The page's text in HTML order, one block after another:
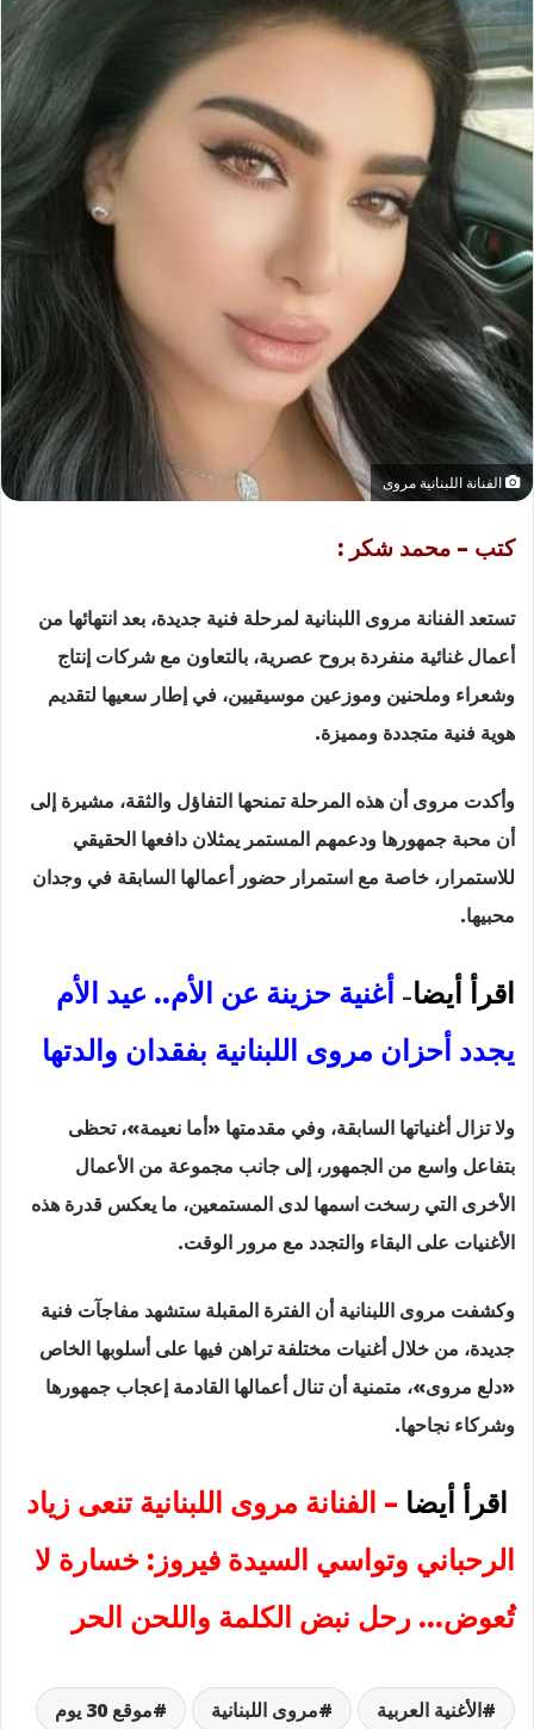
الفنانة اللبنانية مروى
كتب – محمد شكر :
تستعد الفنانة مروى اللبنانية لمرحلة فنية جديدة، بعد انتهائها من
أعمال غنائية منفردة بروح عصرية، بالتعاون مع شركات إنتاج
وشعراء وملحنين وموزعين موسيقيين، في إطار سعيها لتقديم
هوية فنية متجددة ومميزة.
وأكدت مروى أن هذه المرحلة تمنحها التفاؤل والثقة، مشيرة إلى
أن محبة جمهورها ودعمهم المستمر يمثلان دافعها الحقيقي
للاستمرار، خاصة مع استمرار حضور أعمالها السابقة في وجدان
محبيها.
اقرأ أيضا– أغنية حزينة عن الأم.. عيد الأم
يجدد أحزان مروى اللبنانية بفقدان والدتها
ولا تزال أغنياتها السابقة، وفي مقدمتها «أما نعيمة»، تحظى
بتفاعل واسع من الجمهور، إلى جانب مجموعة من الأعمال
الأخرى التي رسخت اسمها لدى المستمعين، ما يعكس قدرة هذه
الأغنيات على البقاء والتجدد مع مرور الوقت.
وكشفت مروى اللبنانية أن الفترة المقبلة ستشهد مفاجآت فنية
جديدة، من خلال أغنيات مختلفة تراهن فيها على أسلوبها الخاص
«دلع مروى»، متمنية أن تنال أعمالها القادمة إعجاب جمهورها
وشركاء نجاحها.
اقرأ أيضا – الفنانة مروى اللبنانية تنعى زياد
الرحباني وتواسي السيدة فيروز: خسارة لا
تُعوض… رحل نبض الكلمة واللحن الحر
الأغنية العربية مروى اللبنانية موقع 30 يوم